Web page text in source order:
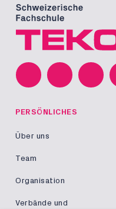
PERSÖNLICHES
Über uns
Team
Organisation
Verbände und